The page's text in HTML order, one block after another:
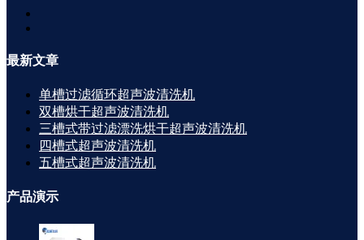
最新文章
单槽过滤循环超声波清洗机
双槽烘干超声波清洗机
三槽式带过滤漂洗烘干超声波清洗机
四槽式超声波清洗机
五槽式超声波清洗机
产品演示